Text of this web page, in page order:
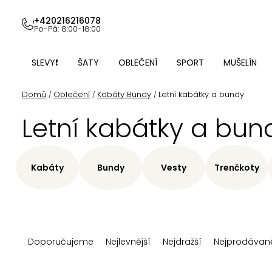
obsah
+420216216078
Po-Pá: 8:00-18:00
SLEVY❗ ŠATY OBLEČENÍ SPORT MUŠELÍN
Domů / Oblečení / Kabáty Bundy / Letní kabátky a bundy
Letní kabátky a
Kabáty Bundy Vesty Trenčkoty
Ř
Doporučujeme Nejlevnější Nejdražší